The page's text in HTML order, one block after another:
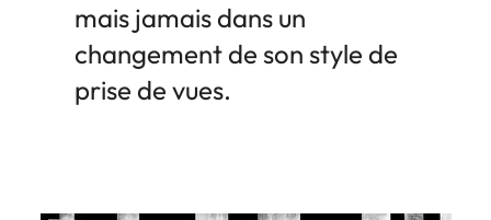
mais jamais dans un
changement de son style de
prise de vues.